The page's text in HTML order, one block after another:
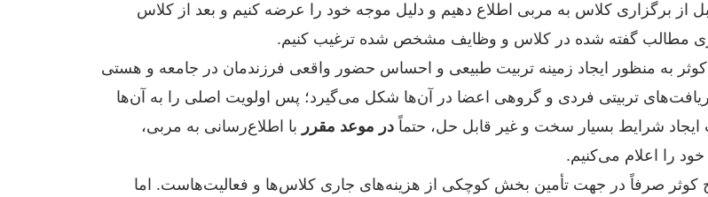
از برگزاری کلاس به مربی اطلاع دهیم و دلیل موجه خود را عرضه کنیم و بعد از کلاس
مطالب گفته شده در کلاس و وظایف مشخص شده ترغیب کنیم.
کوثر به منظور ایجاد زمینه تربیت طبیعی و احساس حضور واقعی فرزندمان در جامعه و هستی
تربیتی فردی و گروهی اعضا در آن‌ها شکل می‌گیرد؛ پس اولویت اصلی را به آن‌ها
شرایط بسیار سخت و غیر قابل حل، حتماًدر موعد مقرر با اطلاع‌رسانی به مربی،
را اعلام می‌کنیم.
صرفاً در جهت تأمین بخش کوچکی از هزینه‌های جاری کلاس‌ها و فعالیت‌هاست. اما